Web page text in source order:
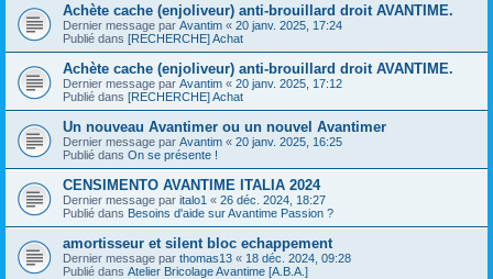
Achète cache (enjoliveur) anti-brouillard droit AVANTIME.
Dernier message par Avantim « 20 janv. 2025, 17:24
Publié dans [RECHERCHE] Achat
Achète cache (enjoliveur) anti-brouillard droit AVANTIME.
Dernier message par Avantim « 20 janv. 2025, 17:12
Publié dans [RECHERCHE] Achat
Un nouveau Avantimer ou un nouvel Avantimer
Dernier message par Avantim « 20 janv. 2025, 16:25
Publié dans On se présente !
CENSIMENTO AVANTIME ITALIA 2024
Dernier message par italo1 « 26 déc. 2024, 18:27
Publié dans Besoins d'aide sur Avantime Passion ?
amortisseur et silent bloc echappement
Dernier message par thomas13 « 18 déc. 2024, 09:28
Publié dans Atelier Bricolage Avantime [A.B.A.]